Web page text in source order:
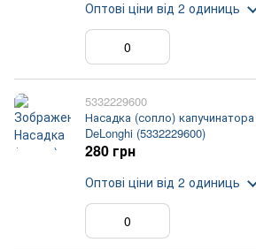
Оптові ціни від 2 одиниць
5332229600
Насадка (сопло)
DeLonghi (5332229600)
280 грн
Оптові ціни від 2 одиниць